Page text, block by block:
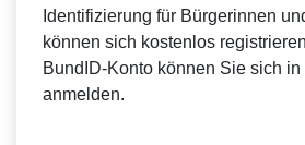
Identifizierung für Bürgerinnen
können sich kostenlos
BundID-Konto können Sie sich in
anmelden.